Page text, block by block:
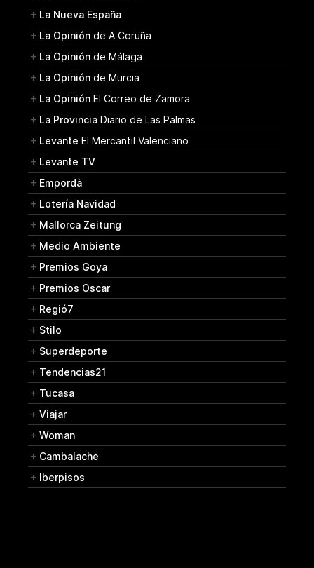
La Nueva España
La Opinión de A Coruña
La Opinión de Málaga
La Opinión de Murcia
La Opinión El Correo de Zamora
La Provincia Diario de Las Palmas
Levante El Mercantil Valenciano
Levante TV
Empordà
Lotería Navidad
Mallorca Zeitung
Medio Ambiente
Premios Goya
Premios Oscar
Regió7
Stilo
Superdeporte
Tendencias21
Tucasa
Viajar
Woman
Cambalache
Iberpisos